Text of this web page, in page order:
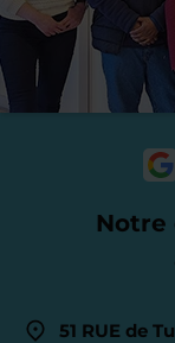
Notre
51 RUE de